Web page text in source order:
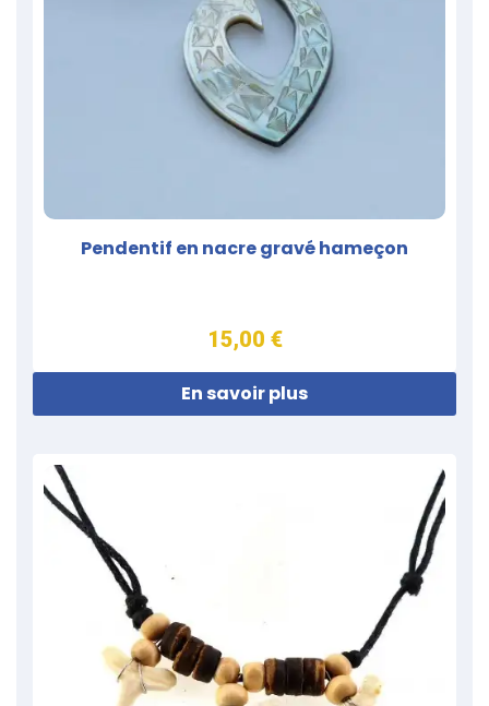
Pendentif en nacre gravé hameçon
15,00 €
En savoir plus